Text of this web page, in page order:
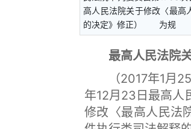
高人民法院关于修改〈最高
的决定》修正） 为规
最高人民法院
（2017年1月25
年12月23日最高人
修改〈最高人民法